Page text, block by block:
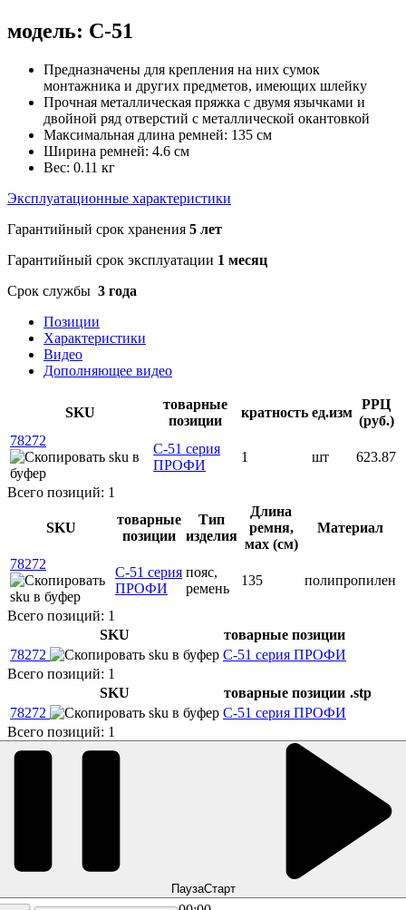
модель: С-51
Предназначены для крепления на них сумок
монтажника и других предметов, имеющих шлейку
Прочная металлическая пряжка с двумя язычками и
двойной ряд отверстий с металлической окантовкой
Максимальная длина ремней: 135 см
Ширина ремней: 4.6 см
Вес: 0.11 кг
Эксплуатационные характеристики
Гарантийный срок хранения 5 лет
Гарантийный срок эксплуатации 1 месяц
Срок службы 3 года
Позиции
Характеристики
Видео
Дополняющее видео
SKU
товарные
позиции
кратность ед.изм
РРЦ
(руб.)
78272
С-51 серия
ПРОФИ
1 шт 623.87
Всего позиций: 1
SKU
товарные
позиции
Тип
изделия
Длина
ремня,
мах (см)
Материал
78272
С-51 серия
ПРОФИ
пояс,
ремень
135 полипропилен
Всего позиций: 1
SKU
товарные позиции
78272
С-51 серия ПРОФИ
Всего позиций: 1
SKU
товарные позиции .stp
78272
С-51 серия ПРОФИ
Всего позиций: 1
ПаузаСтарт